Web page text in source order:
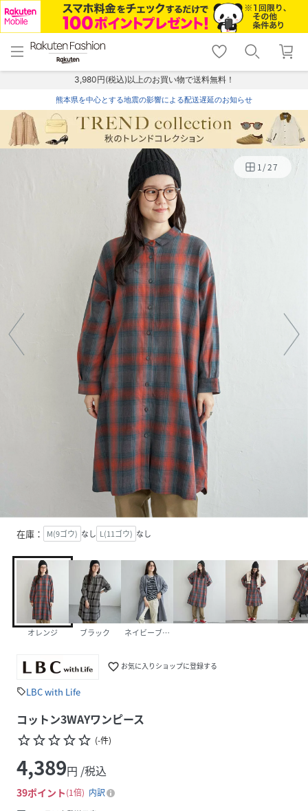
menu home
トップ
shopping_cart lock_outline
ログイン
3,980円(税込)以上のお買い物で送料無料！
熊本県を中心とする地震の影響による配送遅延のお知らせ
1/27
在庫： M(9ゴウ) なし L(11ゴウ) なし
オレンジ ブラック ネイビーブルー
favorite_border お気に入りショップに登録する
sellLBC with Life
コットン3WAYワンピース
star_borderstar_borderstar_borderstar_borderstar_border (-件)
4,389円 /税込
39ポイント 1倍
内訳